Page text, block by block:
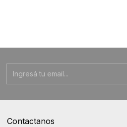
Contactanos